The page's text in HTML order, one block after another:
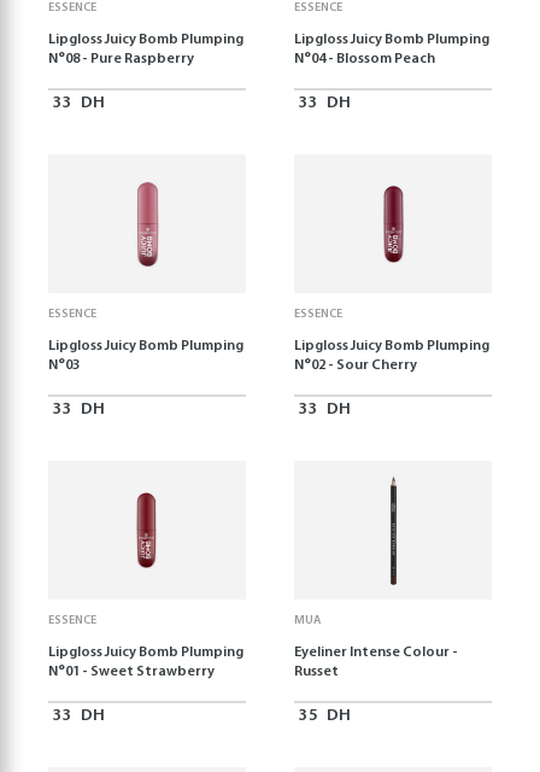
ESSENCE
Lipgloss Juicy Bomb Plumping
N°08 - Pure Raspberry
33 DH
ESSENCE
Lipgloss Juicy Bomb Plumping
N°04 - Blossom Peach
33 DH
ESSENCE
Lipgloss Juicy Bomb Plumping
N°03
33 DH
ESSENCE
Lipgloss Juicy Bomb Plumping
N°02 - Sour Cherry
33 DH
ESSENCE
Lipgloss Juicy Bomb Plumping
N°01 - Sweet Strawberry
33 DH
MUA
Eyeliner Intense Colour -
Russet
35 DH